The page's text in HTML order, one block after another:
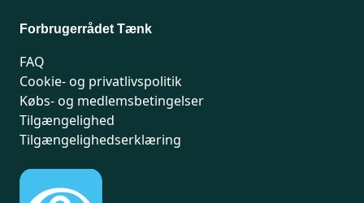
Forbrugerrådet Tænk
FAQ
Cookie- og privatlivspolitik
Købs- og medlemsbetingelser
Tilgængelighed
Tilgængelighedserklæring